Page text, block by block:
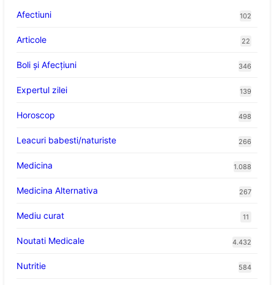
Afectiuni
102
Articole 22
Boli și Afecțiuni 346
Expertul zilei 139
Horoscop 498
Leacuri babesti/naturiste 266
Medicina 1.088
Medicina Alternativa 267
Mediu curat 11
Noutati Medicale 4.432
Nutritie 584